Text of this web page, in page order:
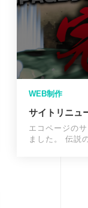
WEB制作
サイトリニュ
エコページの
ました。 伝説